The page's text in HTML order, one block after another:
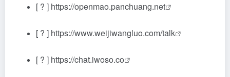
[ ? ] https://openmao.panchuang.net
[ ? ] https://www.weijiwangluo.com/talk
[ ? ] https://chat.iwoso.co